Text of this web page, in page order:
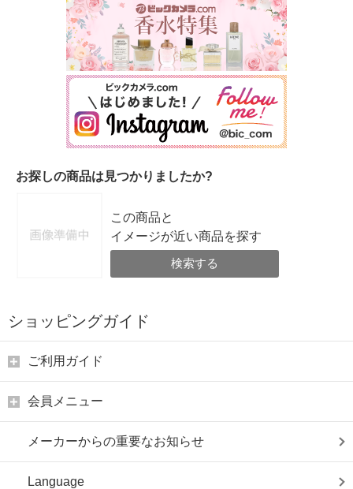
お探しの商品は見つかりましたか?
この商品と
イメージが近い商品を探す
検索する
ショッピングガイド
ご利用ガイド
会員メニュー
メーカーからの重要なお知らせ
Language